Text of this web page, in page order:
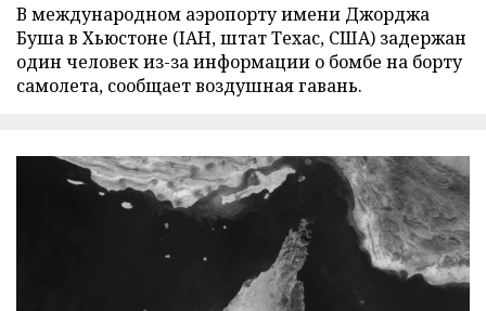
В международном аэропорту имени Джорджа
Буша в Хьюстоне (IAH, штат Техас, США) задержан
один человек из-за информации о бомбе на борту
самолета, сообщает воздушная гавань.